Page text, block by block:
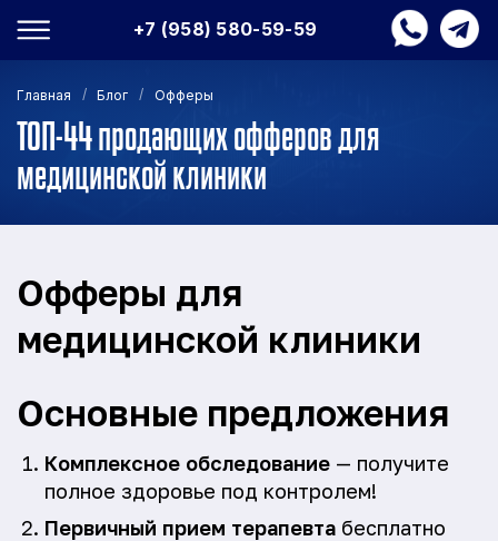
+7 (958) 580-59-59
Главная / Блог / Офферы
ТОП-44 продающих офферов для
медицинской клиники
Офферы для
медицинской клиники
Основные предложения
Комплексное обследование — получите
полное здоровье под контролем!
Первичный прием терапевта бесплатно